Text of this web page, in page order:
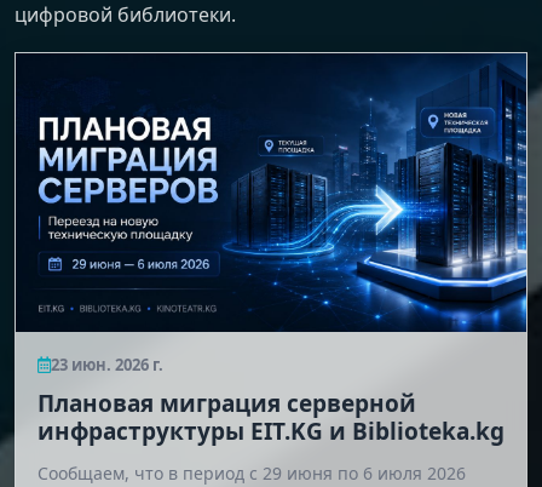
цифровой библиотеки.
23 июн. 2026 г.
Плановая миграция серверной
инфраструктуры EIT.KG и Biblioteka.kg
Сообщаем, что в период с 29 июня по 6 июля 2026